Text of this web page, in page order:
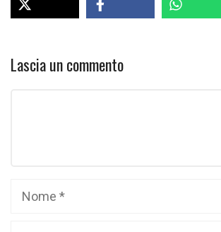
Lascia un commento